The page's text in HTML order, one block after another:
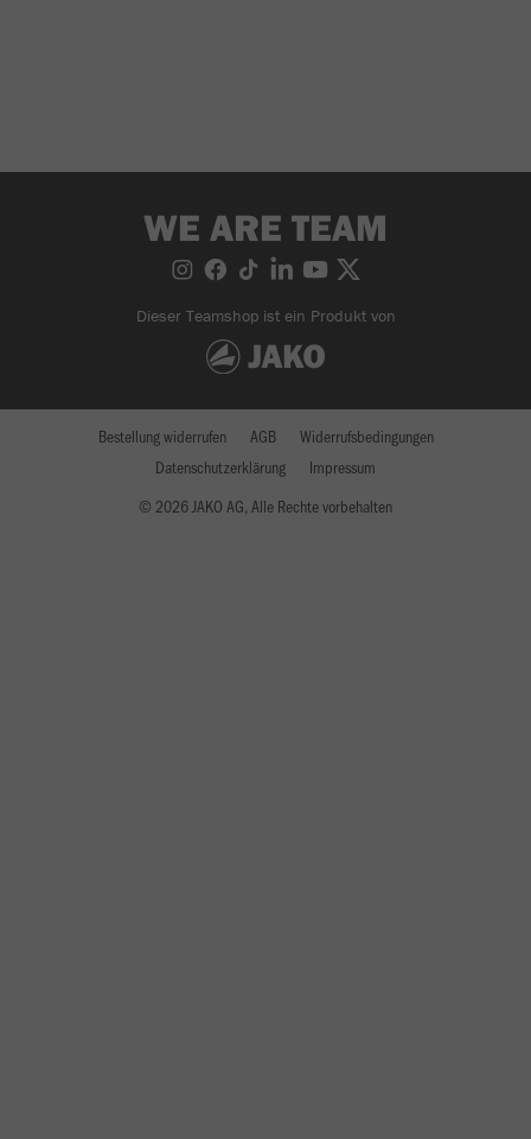
WE ARE TEAM
Dieser Teamshop ist ein Produkt von
© 2026 JAKO AG, Alle Rechte vorbehalten
Bestellung widerrufen AGB
Widerrufsbedingungen
Datenschutzerklärung
Impressum